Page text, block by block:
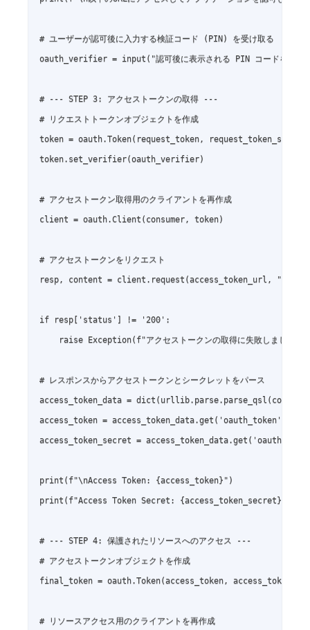
# ユーザーが認可後に入力する検証コード (PIN) を受け取る
oauth_verifier = input("認可後に表示される PIN コードを入力
# --- STEP 3: アクセストークンの取得 ---
# リクエストトークンオブジェクトを作成
token = oauth.Token(request_token, request_token_secret)
token.set_verifier(oauth_verifier)
# アクセストークン取得用のクライアントを再作成
client = oauth.Client(consumer, token)
# アクセストークンをリクエスト
resp, content = client.request(access_token_url, "POST")
if resp['status'] != '200':
raise Exception(f"アクセストークンの取得に失敗しました:
# レスポンスからアクセストークンとシークレットをパース
access_token_data =
access_token = access_token_data.get('oauth_token')
access_token_secret =
print(f"\nAccess Token: {access_token}")
print(f"Access Token Secret: {access_token_secret}")
# --- STEP 4: 保護されたリソースへのアクセス ---
# アクセストークンオブジェクトを作成
final_token = oauth.Token(access_token,
# リソースアクセス用のクライアントを再作成